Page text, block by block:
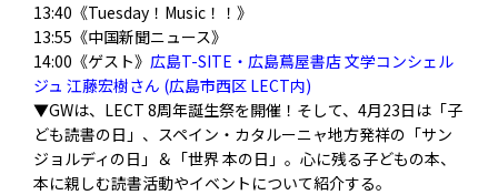
13:40《Tuesday！Music！！》
13:55《中国新聞ニュース》
14:00《ゲスト》 広島T-SITE・広島蔦屋書店 文学コンシェル
ジュ 江藤宏樹さん (広島市西区 LECT内)
▼GWは、LECT 8周年誕生祭を開催！そして、4月23日は「子
ども読書の日」、 スペイン・カタルーニャ地方発祥の「サン
ジョルディの日」＆「世界 本の日」。心に残る子どもの本、
本に親しむ読書活動やイベントについて紹介する。